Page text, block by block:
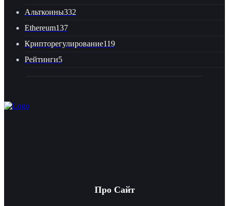
Альткоины332
Ethereum137
Крипторегулирование119
Рейтинги5
Про Сайт